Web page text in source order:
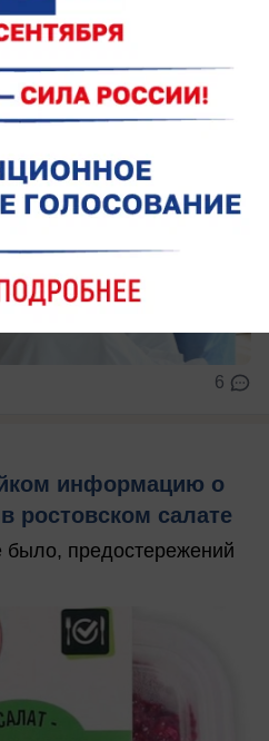
6
информацию о
ростовском салате
было, предостережений